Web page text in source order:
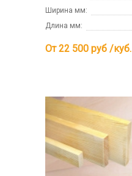
Ширина мм:
Длина мм:
От 22 500 руб /куб.